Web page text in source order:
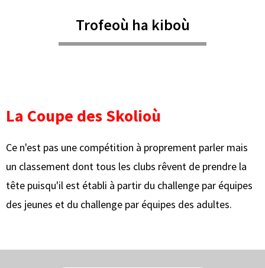
Trofeoù ha kiboù
La Coupe des Skolioù
Ce n'est pas une compétition à proprement parler mais
un classement dont tous les clubs rêvent de prendre la
tête puisqu'il est établi à partir du challenge par équipes
des jeunes et du challenge par équipes des adultes.